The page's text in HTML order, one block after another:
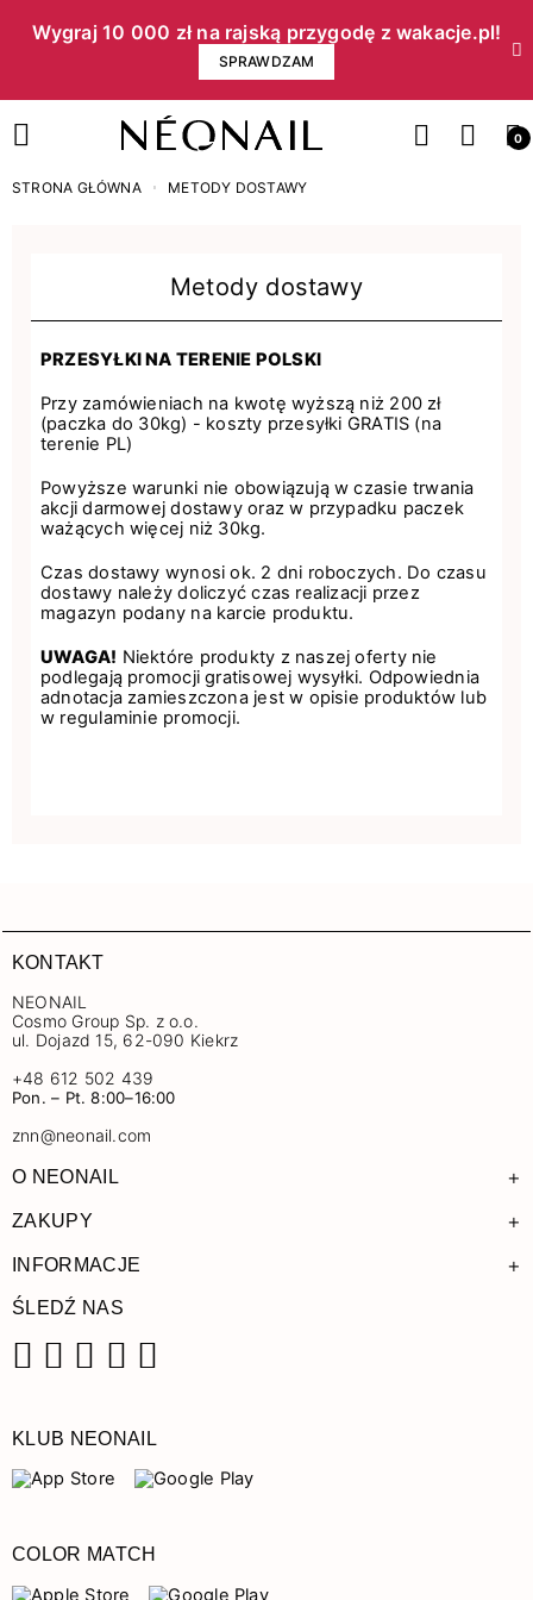
Wygraj 10 000 zł na rajską przygodę z wakacje.pl!​
SPRAWDZAM
0
STRONA GŁÓWNA METODY DOSTAWY
Metody dostawy
PRZESYŁKI NA TERENIE POLSKI
Przy zamówieniach na kwotę wyższą niż 200 zł
(paczka do 30kg) - koszty przesyłki GRATIS (na
terenie PL)
Powyższe warunki nie obowiązują w czasie trwania
akcji darmowej dostawy oraz w przypadku paczek
ważących więcej niż 30kg.
Czas dostawy wynosi ok. 2 dni roboczych. Do czasu
dostawy należy doliczyć czas realizacji przez
magazyn podany na karcie produktu.
UWAGA! Niektóre produkty z naszej oferty nie
podlegają promocji gratisowej wysyłki. Odpowiednia
adnotacja zamieszczona jest w opisie produktów lub
w regulaminie promocji.
KONTAKT
NEONAIL
Cosmo Group Sp. z o.o.
ul. Dojazd 15, 62-090 Kiekrz
+48 612 502 439
Pon. – Pt. 8:00–16:00
znn@neonail.com
O NEONAIL +
ZAKUPY +
INFORMACJE +
ŚLEDŹ NAS
KLUB NEONAIL
COLOR MATCH